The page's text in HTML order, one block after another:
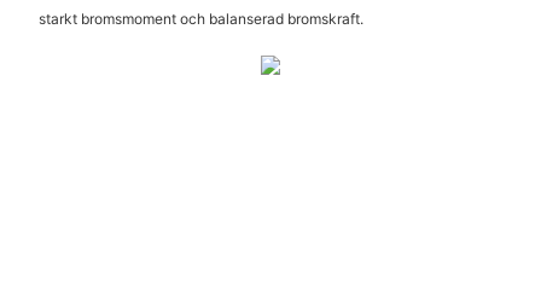
starkt bromsmoment och balanserad bromskraft.